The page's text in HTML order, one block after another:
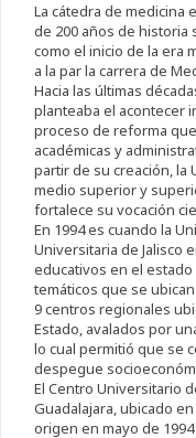
La cátedra de medicina
de 200 años de historia
como el inicio de la era
a la par la carrera de
Hacia las últimas
planteaba el acontecer
proceso de reforma
académicas y
partir de su creación,
medio superior y
fortalece su vocación
En 1994 es cuando la
Universitaria de Jalisco
educativos en el
temáticos que se
9 centros regionales
Estado, avalados por
lo cual permitió que se
despegue
El Centro Universitario
Guadalajara, ubicado
origen en mayo de